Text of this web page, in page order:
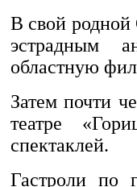
В свой родной
эстрадным
областную
Затем почти
театре
спектаклей.
Гастроли по